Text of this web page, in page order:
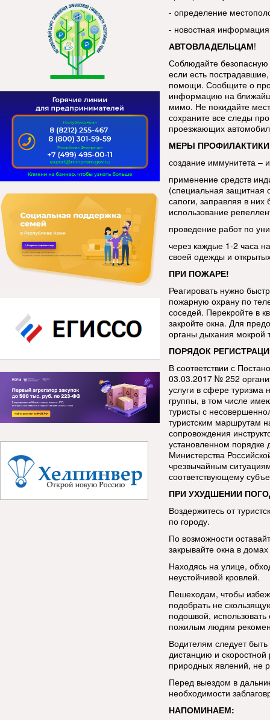
- определение
- новостная
АВТОВЛАДЕЛЬЦАМ!
Соблюдайте
если есть
помощи. Сообщите о
информацию на
мимо. Не покидайте
сохраните все следы
проезжающих
МЕРЫ
создание иммунитета –
применение средств
(специальная защитная
сапоги, заправляя в
использование
проведение работ по
через каждые 1-2 часа
своей одежды и
ПРИ ПОЖАРЕ!
Реагировать нужно
пожарную охрану по
соседей. Перекройте в
закройте окна. Для
органы дыхания мокрой
ПОРЯДОК
В соответствии с
03.03.2017 № 252
услуги в сфере туризма
группы, в том числе
туристы с
туристским маршрутам
сопровождения
установленном
Министерства
чрезвычайным
соответствующему
ПРИ УХУДШЕНИИ
Воздержитесь от
по городу.
По возможности
закрывайте окна в
Находясь на улице,
неустойчивой кровлей.
Пешеходам, чтобы
подобрать не
подошвой,
пожилым людям
Водителям следует
дистанцию и
природных явлений, не
Перед выездом в
необходимости
НАПОМИНАЕМ: